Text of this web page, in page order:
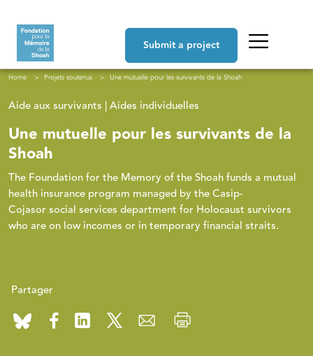
Submit a project
Breadcrumb
Home Projets soutenus Une mutuelle pour les survivants de la Shoah
Aide aux survivants | Aides individuelles
Une mutuelle pour les survivants de la
Shoah
The Foundation for the Memory of the Shoah funds a mutual
health insurance program managed by the Casip-
Cojasor social services department for Holocaust survivors
who are on low incomes or in temporary financial straits.
Partager